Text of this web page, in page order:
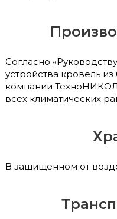
Согласно
устройства кровель
компании
всех климатических
В защищенном от